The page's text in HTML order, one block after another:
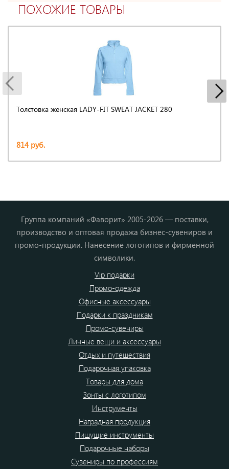
ПОХОЖИЕ ТОВАРЫ
Толстовка женская LADY-FIT SWEAT JACKET 280
814 руб.
Группа компаний «Фаворит» 2005-2026 — поставки,
производство и оптовая продажа бизнес-сувениров и
промо-продукции. Нанесение логотипов и фирменной
символики.
Vip подарки
Промо-одежда
Офисные аксессуары
Подарки к праздникам
Промо-сувениры
Личные вещи и аксессуары
Отдых и путешествия
Подарочная упаковка
Товары для дома
Зонты с логотипом
Инструменты
Наградная продукция
Пишущие инструменты
Подарочные наборы
Сувениры по профессиям